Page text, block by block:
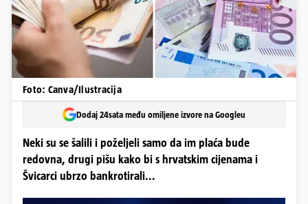
Foto: Canva/Ilustracija
Dodaj 24sata među omiljene izvore na Googleu
Neki su se šalili i poželjeli samo da im plaća bude
redovna, drugi pišu kako bi s hrvatskim cijenama i
Švicarci ubrzo bankrotirali...